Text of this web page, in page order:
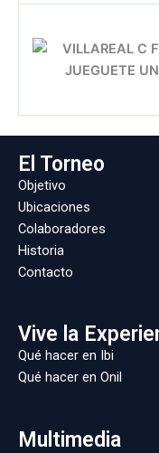
El Torneo
Objetivo
Ubicaciones
Colaboradores
Historia
Contacto
Vive la
Qué hacer en Ibi
Qué hacer en Onil
Multimedia